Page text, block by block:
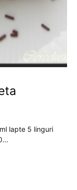
lapte 5 linguri